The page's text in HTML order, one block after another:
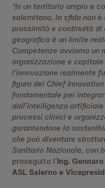
“In un territorio ampio e
salernitano, la sfida non
prossimità e continuità di
geografica è un limite
Competenze avviamo un
organizzazione e capitale
l’innovazione realmente
figura del Chief
fondamentale per
dall’intelligenza
processi clinici e
garantendone la
che può diventare
Sanitario Nazionale, con
proseguito l’Ing.
ASL Salerno e